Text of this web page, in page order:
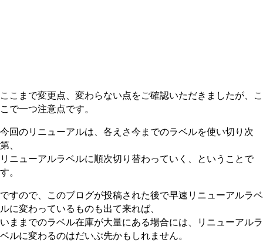
ここまで変更点、変わらない点をご確認いただきましたが、こ
こで一つ注意点です。
今回のリニューアルは、各えさ今までのラベルを使い切り次
第、
リニューアルラベルに順次切り替わっていく、ということで
す。
ですので、このブログが投稿された後で早速リニューアルラベ
ルに変わっているものも出て来れば、
いままでのラベル在庫が大量にある場合には、リニューアルラ
ベルに変わるのはだいぶ先かもしれません。